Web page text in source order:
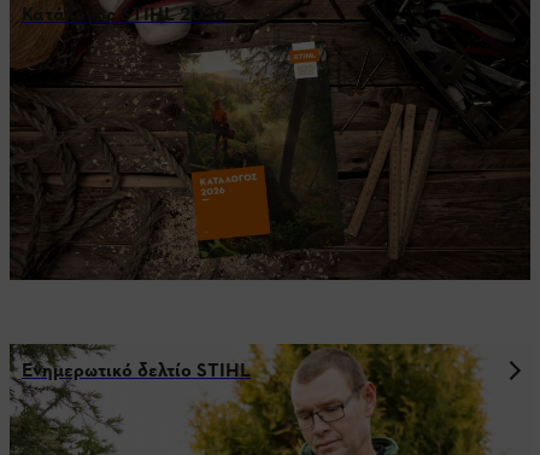
Κατάλογος STIHL 2026
Ενημερωτικό δελτίο STIHL